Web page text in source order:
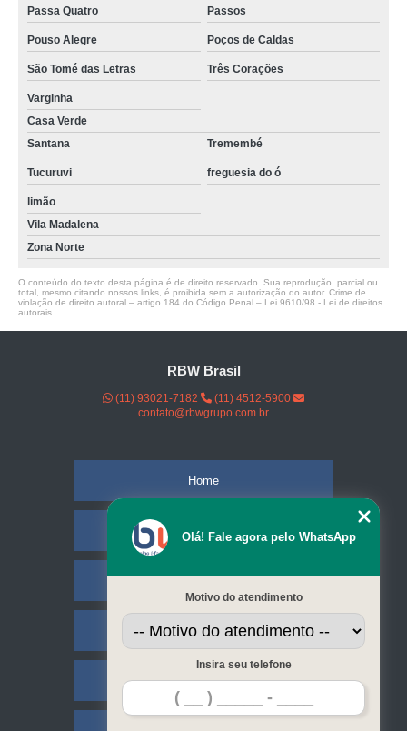
Passa Quatro Passos
Pouso Alegre Poços de Caldas
São Tomé das Letras Três Corações
Varginha
Casa Verde
Santana
Tremembé
Tucuruvi freguesia do ó
limão
Vila Madalena
Zona Norte
O conteúdo do texto desta página é de direito reservado. Sua reprodução, parcial ou
total, mesmo citando nossos links, é proibida sem a autorização do autor. Crime de
violação de direito autoral – artigo 184 do Código Penal – Lei 9610/98 - Lei de direitos
autorais
RBW Brasil
(11) 93021-7182
(11) 4512-5900
contato@rbwgrupo.com.br
Home
Empresa
Serviços
Contato
Olá! Fale agora pelo WhatsApp
Motivo do atendimento
Insira seu telefone